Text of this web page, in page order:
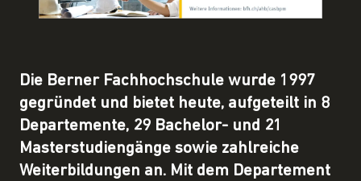
Die Berner Fachhochschule wurde 1997
gegründet und bietet heute, aufgeteilt in 8
Departemente, 29 Bachelor- und 21
Masterstudiengänge sowie zahlreiche
Weiterbildungen an. Mit dem Departement